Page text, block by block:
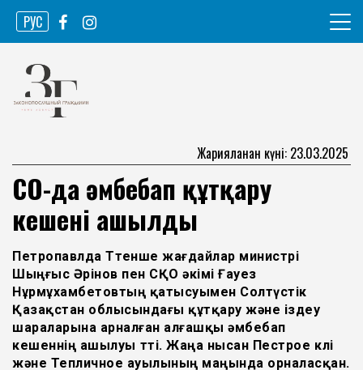
Skip
content
РУС
Законопослушный гражданин
Жарияланған күні: 23.03.2025
СҚО-да әмбебап құтқару
кешені ашылды
Петропавлда Төтенше жағдайлар министрі
Шыңғыс Әрінов пен СҚО әкімі Ғауез
Нұрмұхамбетовтың қатысуымен Солтүстік
Қазақстан облысындағы құтқару және іздеу
шараларына арналған алғашқы әмбебап
кешеннің ашылуы өтті. Жаңа нысан Пестрое көлі
және Тепличное ауылының маңында орналасқан.